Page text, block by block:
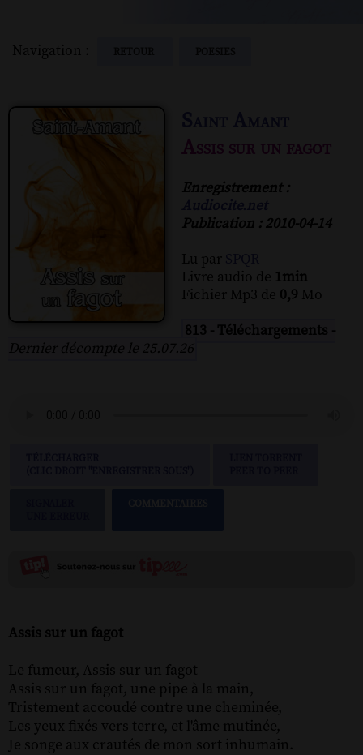
Navigation :
Assis sur un fagot
Enregistrement :
Publication : 2010-04-14
Lu par
Livre audio de 1min
Fichier Mp3 de 0,9 Mo
813 - Téléchargements -
Dernier décompte le 25.07.26
Assis sur un fagot
Le fumeur, Assis sur un fagot
Assis sur un fagot, une pipe à la main,
Tristement accoudé contre une cheminée,
Les yeux fixés vers terre, et l'âme mutinée,
Je songe aux crautés de mon sort inhumain.